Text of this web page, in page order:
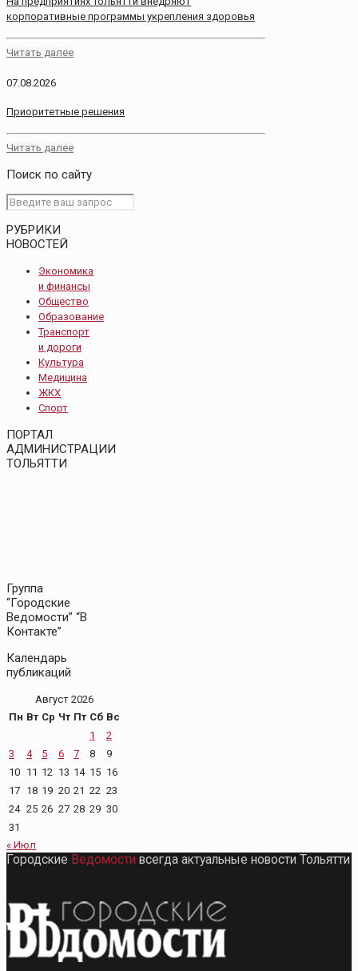
корпоративные программы укрепления здоровья
Читать далее
07.08.2026
Приоритетные решения
Читать далее
Поиск по сайту
РУБРИКИ
НОВОСТЕЙ
Экономика
и финансы
Общество
Образование
Транспорт
и дороги
Культура
Медицина
ЖКХ
Спорт
ПОРТАЛ
АДМИНИСТРАЦИИ
ТОЛЬЯТТИ
Группа
“Городские
Ведомости” “В
Контакте”
Календарь
публикаций
Август 2026
Пн Вт Ср Чт Пт Сб Вс
1
2
3
4 5 6 7 8
9
10 11 12 13 14 15 16
17 18 19 20 21 22 23
24 25 26 27 28 29 30
31
« Июл
Городские Ведомости всегда актуальные новости Тольятти